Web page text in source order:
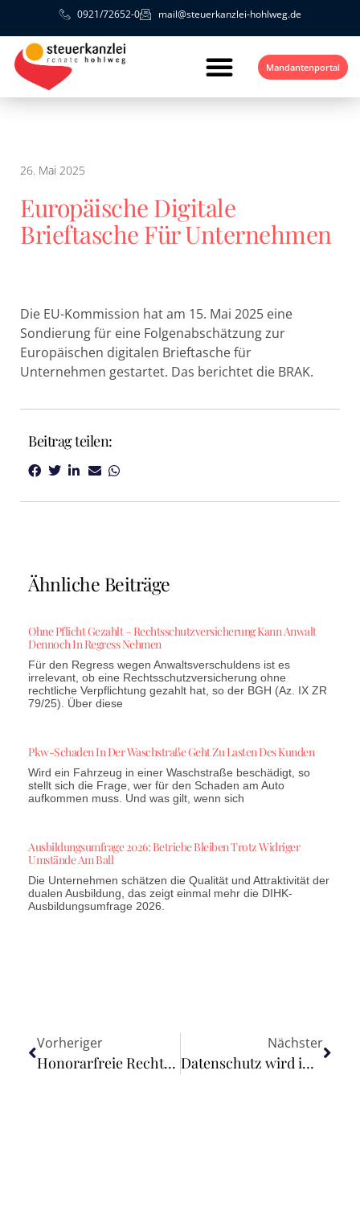
0921/72652-0 mail@steuerkanzlei-hohlweg.de
Mandantenportal
26. Mai 2025
Europäische Digitale
Brieftasche Für Unternehmen
Die EU-Kommission hat am 15. Mai 2025 eine
Sondierung für eine Folgenabschätzung zur
Europäischen digitalen Brieftasche für
Unternehmen gestartet. Das berichtet die BRAK.
Beitrag teilen:
Ähnliche Beiträge
Ohne Pflicht Gezahlt – Rechtsschutzversicherung Kann Anwalt
Dennoch In Regress Nehmen
Für den Regress wegen Anwaltsverschuldens ist es
irrelevant, ob eine Rechtsschutzversicherung ohne
rechtliche Verpflichtung gezahlt hat, so der BGH (Az. IX ZR
79/25). Über diese
Pkw-Schaden In Der Waschstraße Geht Zu Lasten Des Kunden
Wird ein Fahrzeug in einer Waschstraße beschädigt, so
stellt sich die Frage, wer für den Schaden am Auto
aufkommen muss. Und was gilt, wenn sich
Ausbildungsumfrage 2026: Betriebe Bleiben Trotz Widriger
Umstände Am Ball
Die Unternehmen schätzen die Qualität und Attraktivität der
dualen Ausbildung, das zeigt einmal mehr die DIHK-
Ausbildungsumfrage 2026.
Vorheriger
Honorarfreie Rechtsdienstleistung kann steuerpflichtig sein
Nächster
Datenschutz wird immer öfter zur Innovations-Bremse